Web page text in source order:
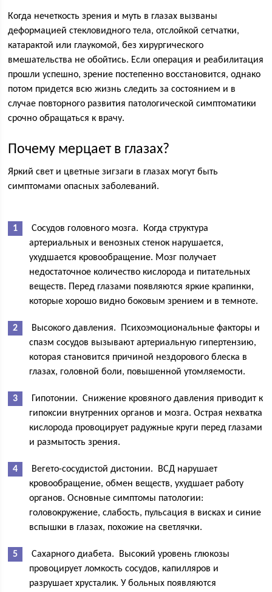
Когда нечеткость зрения и муть в глазах вызваны
деформацией стекловидного тела, отслойкой сетчатки,
катарактой или глаукомой, без хирургического
вмешательства не обойтись. Если операция и реабилитация
прошли успешно, зрение постепенно восстановится, однако
потом придется всю жизнь следить за состоянием и в
случае повторного развития патологической симптоматики
срочно обращаться к врачу.
Почему мерцает в глазах?
Яркий свет и цветные зигзаги в глазах могут быть
симптомами опасных заболеваний.
Сосудов головного мозга. Когда структура
артериальных и венозных стенок нарушается,
ухудшается кровообращение. Мозг получает
недостаточное количество кислорода и питательных
веществ. Перед глазами появляются яркие крапинки,
которые хорошо видно боковым зрением и в темноте.
Высокого давления. Психоэмоциональные факторы и
спазм сосудов вызывают артериальную гипертензию,
которая становится причиной нездорового блеска в
глазах, головной боли, повышенной утомляемости.
Гипотонии. Снижение кровяного давления приводит к
гипоксии внутренних органов и мозга. Острая нехватка
кислорода провоцирует радужные круги перед глазами
и размытость зрения.
Вегето-сосудистой дистонии. ВСД нарушает
кровообращение, обмен веществ, ухудшает работу
органов. Основные симптомы патологии:
головокружение, слабость, пульсация в висках и синие
вспышки в глазах, похожие на светлячки.
Сахарного диабета. Высокий уровень глюкозы
провоцирует ломкость сосудов, капилляров и
разрушает хрусталик. У больных появляются